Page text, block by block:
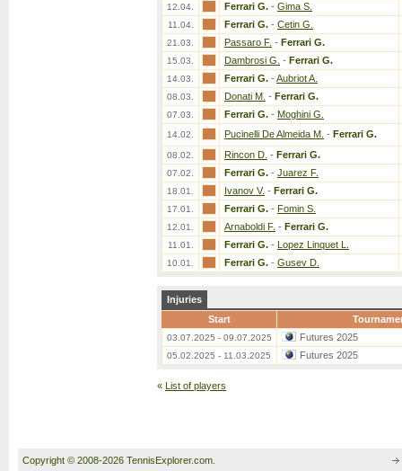
12.04. Ferrari G. - Gima S.
11.04. Ferrari G. - Cetin G.
21.03. Passaro F. - Ferrari G.
15.03. Dambrosi G. - Ferrari G.
14.03. Ferrari G. - Aubriot A.
08.03. Donati M. - Ferrari G.
07.03. Ferrari G. - Moghini G.
14.02. Pucinelli De Almeida M. - Ferrari G.
08.02. Rincon D. - Ferrari G.
07.02. Ferrari G. - Juarez F.
18.01. Ivanov V. - Ferrari G.
17.01. Ferrari G. - Fomin S.
12.01. Arnaboldi F. - Ferrari G.
11.01. Ferrari G. - Lopez Linquet L.
10.01. Ferrari G. - Gusev D.
Injuries
Start
03.07.2025 - 09.07.2025 Futures 2025
05.02.2025 - 11.03.2025 Futures 2025
« List of players
Copyright © 2008-2026 TennisExplorer.com.